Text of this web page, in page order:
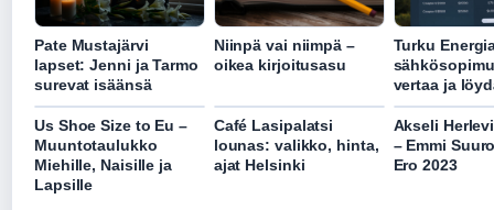
Pate Mustajärvi
lapset: Jenni ja Tarmo
surevat isäänsä
Niinpä vai niimpä –
oikea kirjoitusasu
Turku
vertaa ja
Us Shoe Size to Eu –
Muuntotaulukko
Miehille, Naisille ja
Lapsille
Café Lasipalatsi
lounas: valikko, hinta,
ajat Helsinki
Akseli
– Emmi
Ero 2023